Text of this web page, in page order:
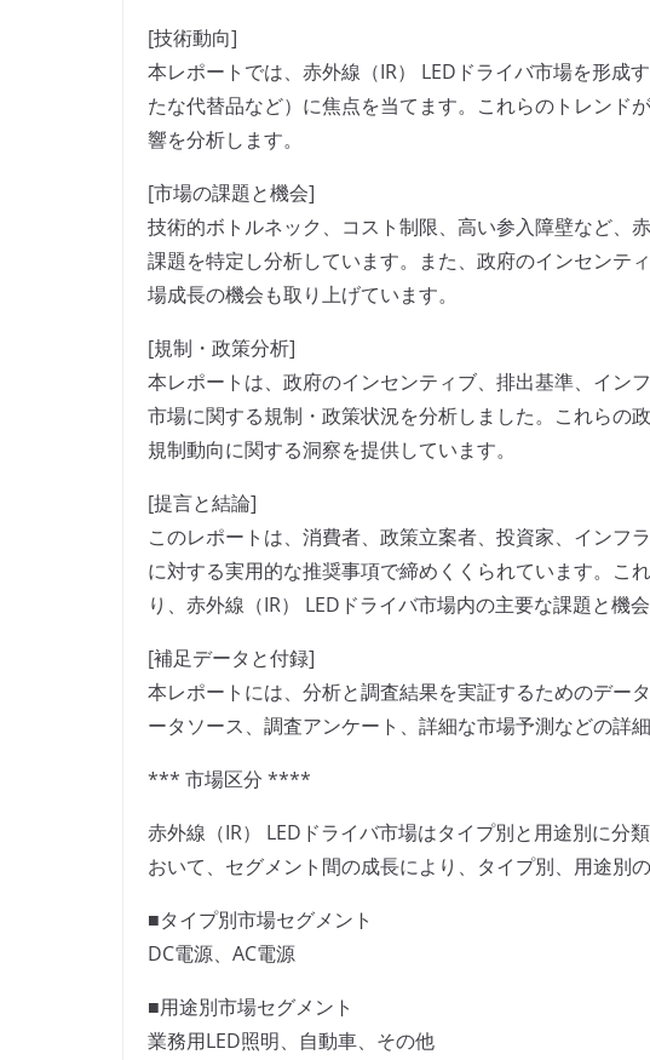
[技術動向]
本レポートでは、赤外線（IR） LEDドライバ市場を形成
たな代替品など）に焦点を当てます。これらのトレンド
響を分析します。
[市場の課題と機会]
技術的ボトルネック、コスト制限、高い参入障壁など、
課題を特定し分析しています。また、政府のインセンテ
場成長の機会も取り上げています。
[規制・政策分析]
本レポートは、政府のインセンティブ、排出基準、イン
市場に関する規制・政策状況を分析しました。これらの
規制動向に関する洞察を提供しています。
[提言と結論]
このレポートは、消費者、政策立案者、投資家、インフ
に対する実用的な推奨事項で締めくくられています。こ
り、赤外線（IR） LEDドライバ市場内の主要な課題と機
[補足データと付録]
本レポートには、分析と調査結果を実証するためのデー
ータソース、調査アンケート、詳細な市場予測などの詳
*** 市場区分 ****
赤外線（IR） LEDドライバ市場はタイプ別と用途別に分
おいて、セグメント間の成長により、タイプ別、用途別
■タイプ別市場セグメント
DC電源、AC電源
■用途別市場セグメント
業務用LED照明、自動車、その他